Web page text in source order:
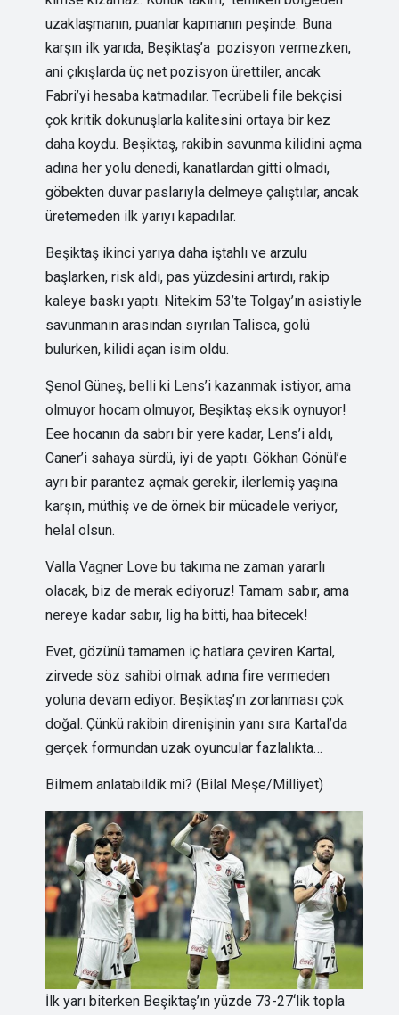
uzaklaşmanın, puanlar kapmanın peşinde. Buna
karşın ilk yarıda, Beşiktaş’a pozisyon vermezken,
ani çıkışlarda üç net pozisyon ürettiler, ancak
Fabri’yi hesaba katmadılar. Tecrübeli file bekçisi
çok kritik dokunuşlarla kalitesini ortaya bir kez
daha koydu. Beşiktaş, rakibin savunma kilidini açma
adına her yolu denedi, kanatlardan gitti olmadı,
göbekten duvar paslarıyla delmeye çalıştılar, ancak
üretemeden ilk yarıyı kapadılar.
Beşiktaş ikinci yarıya daha iştahlı ve arzulu
başlarken, risk aldı, pas yüzdesini artırdı, rakip
kaleye baskı yaptı. Nitekim 53’te Tolgay’ın asistiyle
savunmanın arasından sıyrılan Talisca, golü
bulurken, kilidi açan isim oldu.
Şenol Güneş, belli ki Lens’i kazanmak istiyor, ama
olmuyor hocam olmuyor, Beşiktaş eksik oynuyor!
Eee hocanın da sabrı bir yere kadar, Lens’i aldı,
Caner’i sahaya sürdü, iyi de yaptı. Gökhan Gönül’e
ayrı bir parantez açmak gerekir, ilerlemiş yaşına
karşın, müthiş ve de örnek bir mücadele veriyor,
helal olsun.
Valla Vagner Love bu takıma ne zaman yararlı
olacak, biz de merak ediyoruz! Tamam sabır, ama
nereye kadar sabır, lig ha bitti, haa bitecek!
Evet, gözünü tamamen iç hatlara çeviren Kartal,
zirvede söz sahibi olmak adına fire vermeden
yoluna devam ediyor. Beşiktaş’ın zorlanması çok
doğal. Çünkü rakibin direnişinin yanı sıra Kartal’da
gerçek formundan uzak oyuncular fazlalıkta…
Bilmem anlatabildik mi? (Bilal Meşe/Milliyet)
İlk yarı biterken Beşiktaş’ın yüzde 73-27‘lik topla